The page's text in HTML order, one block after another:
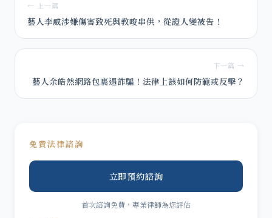
← 上一篇
藝人李威涉嫌傷害致死與教唆串供，從證人變被告！
下一篇 →
藝人余皓然網路包裹遇詐騙！法律上該如何防範或反擊？
免費法律諮詢
立即預約諮詢
首次諮詢免費，專業律師為您評估